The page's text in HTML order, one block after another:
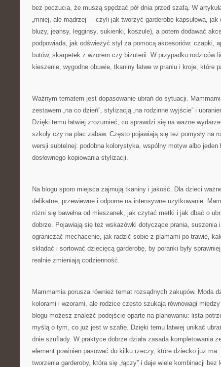
bez poczucia, że muszą spędzać pół dnia przed szafą. W
„mniej, ale mądrzej” – czyli jak tworzyć garderobę kapsułową,
bluzy, jeansy, legginsy, sukienki, koszule), a potem dodawać
podpowiada, jak odświeżyć styl za pomocą akcesoriów: czapki,
butów, skarpetek z wzorem czy biżuterii. W przypadku rodziców
kieszenie, wygodne obuwie, tkaniny łatwe w praniu i kroje, które
Ważnym tematem jest dopasowanie ubrań do sytuacji.
zestawem „na co dzień”, stylizacją „na rodzinne wyjście” i
Dzięki temu łatwiej zrozumieć, co sprawdzi się na ważne
szkoły czy na plac zabaw. Często pojawiają się też pomysły na
wersji subtelnej: podobna kolorystyka, wspólny motyw albo jeden
dosłownego kopiowania stylizacji.
Na blogu sporo miejsca zajmują tkaniny i jakość. Dla dzieci
delikatne, przewiewne i odporne na intensywne użytkowanie.
różni się bawełna od mieszanek, jak czytać metki i jak dbać o
dobrze. Pojawiają się też wskazówki dotyczące prania, suszenia
ograniczać mechacenie, jak radzić sobie z plamami po trawie,
składać i sortować dziecięcą garderobę, by poranki były
realnie zmieniają codzienność.
Mammamia porusza również temat rozsądnych zakupów. Moda
kolorami i wzorami, ale rodzice często szukają równowagi
blogu możesz znaleźć podejście oparte na planowaniu: lista
myślą o tym, co już jest w szafie. Dzięki temu łatwiej unikać
dnie szuflady. W praktyce dobrze działa zasada kompletowania
element powinien pasować do kilku rzeczy, które dziecko już
tworzenia garderoby, która się „łączy” i daje wiele kombinacji bez